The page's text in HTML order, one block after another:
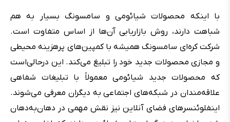
با اینکه محصولات شیائومی و سامسونگ بسیار به هم
شباهت دارند، روش بازاریابی آن‌ها از اساس متفاوت است.
شرکت کره‌ای سامسونگ همیشه با کمپین‌های پرهزینه محیطی
و مجازی محصولات جدید خود را تبلیغ می‌کند. این درحالی‌است
که محصولات جدید شیائومی معمولاً با تبلیغات شفاهی
علاقه‌مندان در شبکه‌های اجتماعی به دیگران معرفی می‌شوند.
اینفلوئنسرهای فضای آنلاین نیز نقش مهمی در دهان‌به‌دهان